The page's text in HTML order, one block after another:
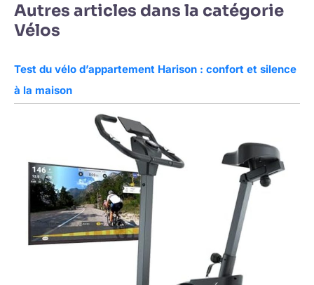
Autres articles dans la catégorie
Vélos
Test du vélo d’appartement Harison : confort et silence
à la maison